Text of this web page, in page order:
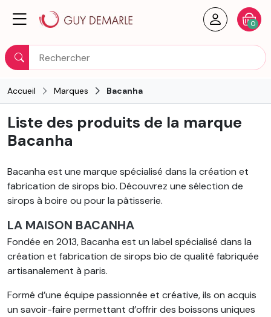
Rechercher
Créer
0
Accueil Marques Bacanha
Liste des produits de la marque
Bacanha
Bacanha est une marque spécialisé dans la création et
fabrication de sirops bio. Découvrez une sélection de
sirops à boire ou pour la pâtisserie.
LA MAISON BACANHA
Fondée en 2013,Bacanha est un label spécialisé dans la
création et fabrication de sirops bio de qualité fabriquée
artisanalement à paris.
Formé d’une équipe passionnée et créative, ils on acquis
un savoir-faire permettant d’offrir des boissons uniques